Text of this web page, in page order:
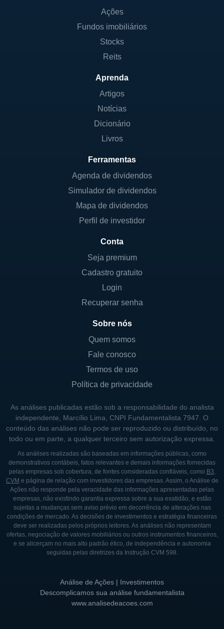
Ações
Fundos imobiliários
Stocks
Reits
Aprenda
Artigos
Notícias
Dicionário
Livros
Ferramentas
Agenda de dividendos
Simulador de dividendos
Mapa de dividendos
Perfil de investidor
Conta
Seja premium
Cadastro gratuito
Login
Recuperar senha
Sobre nós
Quem somos
Fale conosco
Termos de uso
Política de privacidade
As análises publicadas estão sob a responsabilidade do analista
independente, Marcílio Lima, CNPI Fundamentalista 7947. O
conteúdo das análises não pode ser reproduzido ou distribuído, no
todo ou em parte, a qualquer terceiro sem autorização expressa.
As análises realizadas são baseadas em informações públicas, como
demonstrativos contábeis, fatos relevantes e demais informações fornecidas
pelas empresas sob cobertura, de fontes consideradas confiáveis, como B3,
CVM e página de relação com investidores das empresas. Assim, o Análise de
Ações não responde pela veracidade das informações apresentadas pelas
empresas, não existindo garantia expressa sobre a sua exatidão, e estão
sujeitas a mudanças sem aviso prévio em decorrência de alterações nas
condições de mercado. As decisões de investimentos e estratégia financeiras
deve ser realizadas pelos próprios leitores. As análises não representam
ofertas, negociação de valores mobiliários ou outros instrumentos financeiros,
e se alicerçam no mais alto padrão ético, de independência e autonomia
seguidas pelas diretrizes da Instrução CVM 598.
Análise de Ações | Investimentos
Descomplicamos sua análise fundamentalista
www.analisedeacoes.com